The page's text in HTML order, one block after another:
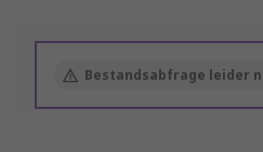
Bestandsabfrage leider